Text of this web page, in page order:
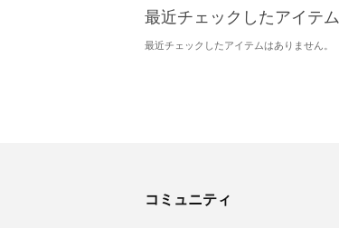
最近チェックしたアイテム
最近チェックしたアイテムはありません。
コミュニティ